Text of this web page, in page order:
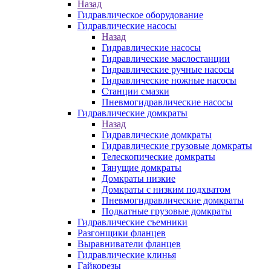
Назад
Гидравлическое оборудование
Гидравлические насосы
Назад
Гидравлические насосы
Гидравлические маслостанции
Гидравлические ручные насосы
Гидравлические ножные насосы
Станции смазки
Пневмогидравлические насосы
Гидравлические домкраты
Назад
Гидравлические домкраты
Гидравлические грузовые домкраты
Телескопические домкраты
Тянущие домкраты
Домкраты низкие
Домкраты с низким подхватом
Пневмогидравлические домкраты
Подкатные грузовые домкраты
Гидравлические съемники
Разгонщики фланцев
Выравниватели фланцев
Гидравлические клинья
Гайкорезы